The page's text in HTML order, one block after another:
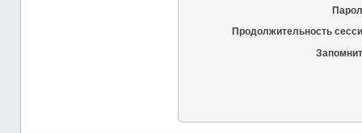
Продолжительность